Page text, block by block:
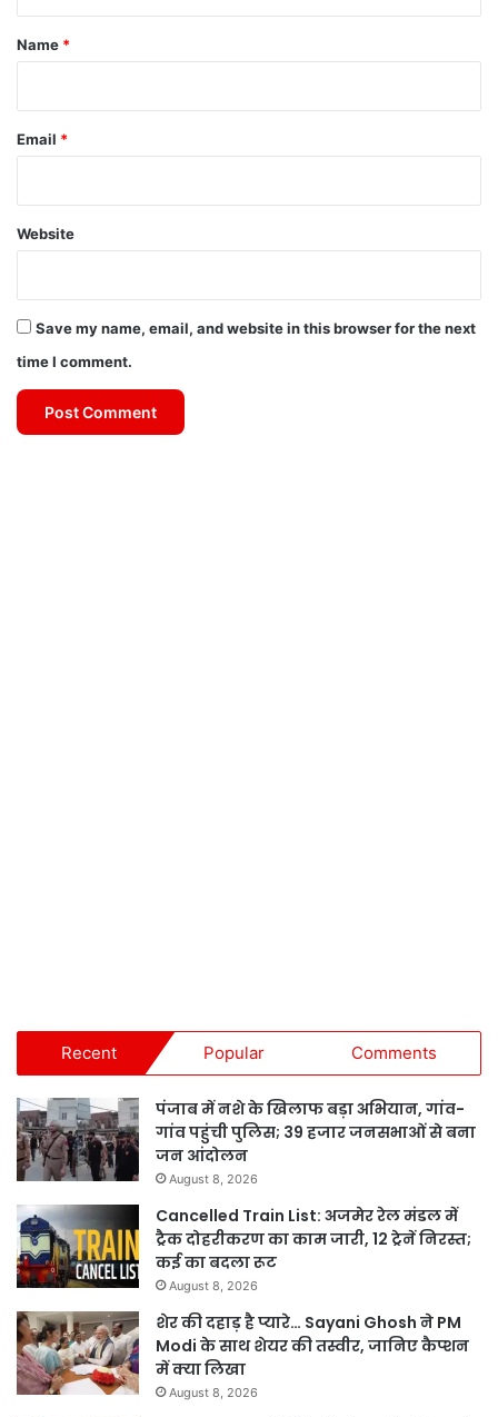
*
Name *
Email *
Website
Save my name, email, and website in this browser for the next
time I comment.
Recent Popular Comments
पंजाब में नशे के खिलाफ बड़ा अभियान, गांव-
गांव पहुंची पुलिस; 39 हजार जनसभाओं से बना
जन आंदोलन
August 8, 2026
Cancelled Train List: अजमेर रेल मंडल में
ट्रैक दोहरीकरण का काम जारी, 12 ट्रेनें निरस्त;
कई का बदला रूट
August 8, 2026
शेर की दहाड़ है प्यारे… Sayani Ghosh ने PM
Modi के साथ शेयर की तस्वीर, जानिए कैप्शन
में क्या लिखा
August 8, 2026